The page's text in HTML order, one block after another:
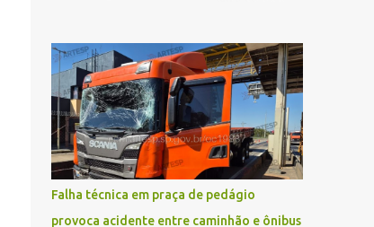
transplante. A captação foi coordenada pela
Comissão Intra-Hospitalar de Doação de
Órgãos e Tecidos para Transplantes
(CIHDOTT) da Santa Ca...
quarto, com espuma na boca, acionando
imediatamente o Samu. O médico
confirmou o óbito no local. Familiares
informaram que o jovem apresentava
problemas de saúde. Fonte: São Carlos
Agora
Falha técnica em praça de pedágio
provoca acidente entre caminhão e ônibus